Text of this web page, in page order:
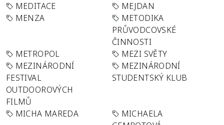
MEDITACE
MEJDAN
MENZA
METODIKA
PRŮVODCOVSKÉ
ČINNOSTI
METROPOL
MEZI SVĚTY
MEZINÁRODNÍ
FESTIVAL
OUTDOOROVÝCH
FILMŮ
MEZINÁRODNÍ
STUDENTSKÝ KLUB
MICHA MAREDA
MICHAELA